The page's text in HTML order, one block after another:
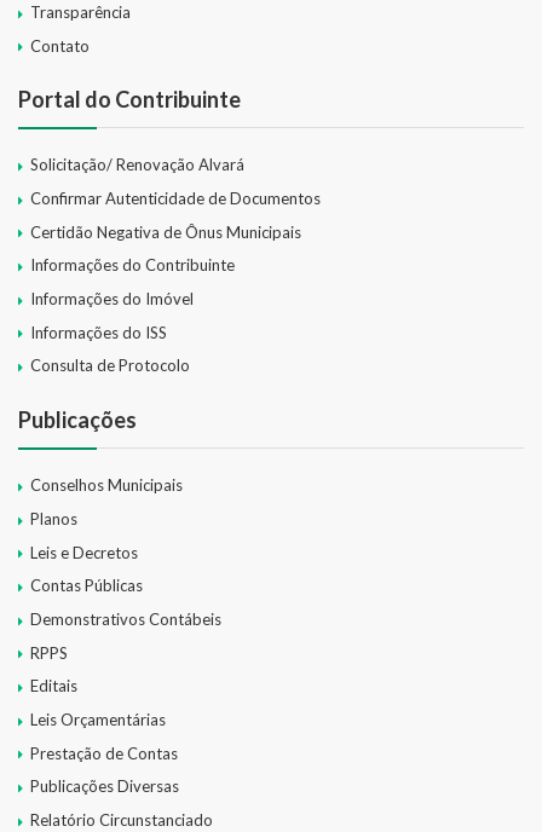
Transparência
Contato
Portal do Contribuinte
Solicitação/ Renovação Alvará
Confirmar Autenticidade de Documentos
Certidão Negativa de Ônus Municipais
Informações do Contribuinte
Informações do Imóvel
Informações do ISS
Consulta de Protocolo
Publicações
Conselhos Municipais
Planos
Leis e Decretos
Contas Públicas
Demonstrativos Contábeis
RPPS
Editais
Leis Orçamentárias
Prestação de Contas
Publicações Diversas
Relatório Circunstanciado